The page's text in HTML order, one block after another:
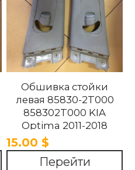
Обшивка стойки
левая 85830-2T000
858302T000 KIA
Optima 2011-2018
15.00 $
Перейти